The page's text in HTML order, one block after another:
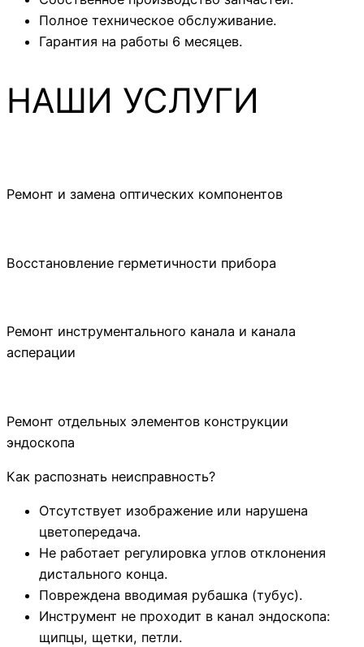
Полное техническое обслуживание.
Гарантия на работы 6 месяцев.
НАШИ УСЛУГИ
Ремонт и замена оптических компонентов
Восстановление герметичности прибора
Ремонт инструментального канала и канала
асперации
Ремонт отдельных элементов конструкции
эндоскопа
Как распознать неисправность?
Отсутствует изображение или нарушена
цветопередача.
Не работает регулировка углов отклонения
дистального конца.
Повреждена вводимая рубашка (тубус).
Инструмент не проходит в канал эндоскопа:
щипцы, щетки, петли.